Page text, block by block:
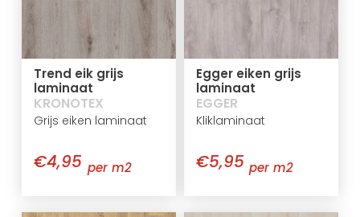
Trend eik grijs
laminaat
KRONOTEX
Grijs eiken laminaat
€4,95 per m2
Egger eiken grijs
laminaat
EGGER
Kliklaminaat
€5,95 per m2